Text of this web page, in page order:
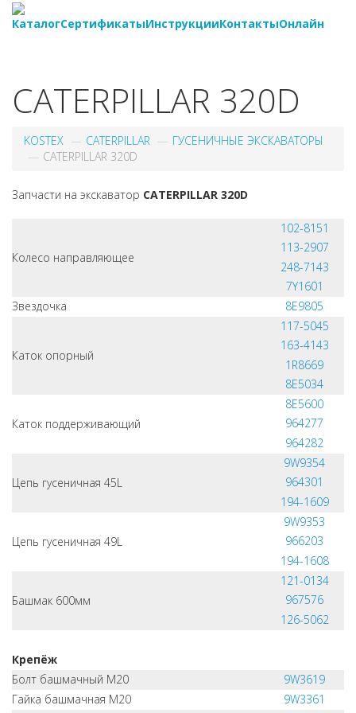
КаталогСертификатыИнструкцииКонтактыОнлайн
CATERPILLAR 320D
KOSTEX CATERPILLAR
ГУСЕНИЧНЫЕ ЭКСКАВАТОРЫ
CATERPILLAR 320D
Запчасти на экскаватор CATERPILLAR 320D
Колесо направляющее
102-8151
113-2907
248-7143
7Y1601
Звездочка
8E9805
Каток опорный
117-5045
163-4143
1R8669
8E5034
Каток поддерживающий
8E5600
964277
964282
Цепь гусеничная 45L
9W9354
964301
194-1609
Цепь гусеничная 49L
9W9353
966203
194-1608
Башмак 600мм
121-0134
967576
126-5062
Крепёж
Болт башмачный M20
9W3619
Гайка башмачная M20
9W3361